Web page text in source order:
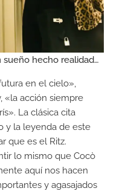
sueño hecho realidad…
en el cielo»,
«la acción siempre
La clásica cita
y la leyenda de este
que es el Ritz.
lo mismo que Cocò
aquí nos hacen
y agasajados